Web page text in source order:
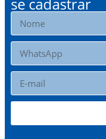
se cadastrar